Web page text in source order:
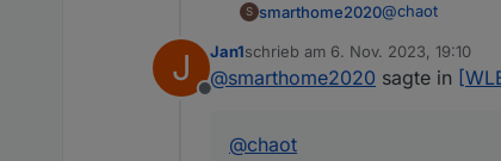
S smarthome2020@chaot
Hast Recht,
vom Fire TV
J
Offline
Jan1schrieb am 6. Nov. 2023, 19:10
zuletzt editiert von
@smarthome2020 sagte in
@chaot